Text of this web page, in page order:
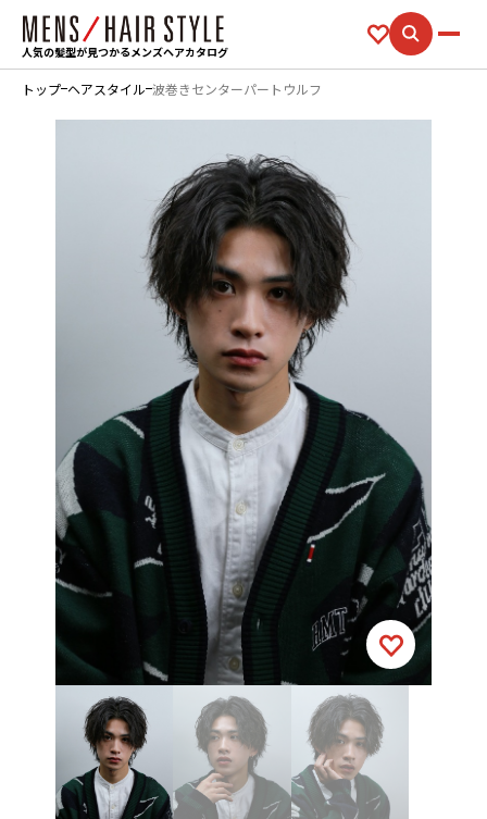
人気の髪型が見つかるメンズヘアカタログ
トップ ヘアスタイル 波巻きセンターパートウルフ